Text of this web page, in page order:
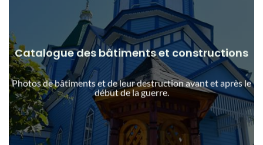
Catalogue des bâtiments et constructions
Photos de bâtiments et de leur destruction avant et après le
début de la guerre.
Bâtiments, structures, objets avant et après le début de la
guerre
Voir les détails